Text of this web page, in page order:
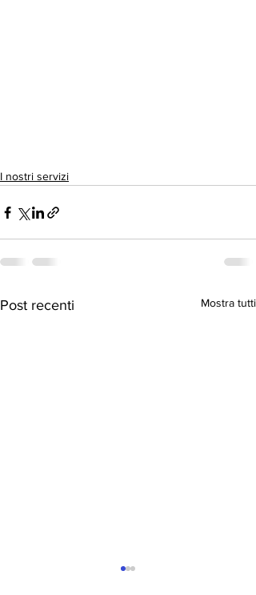
I nostri servizi
Post recenti Mostra tutti